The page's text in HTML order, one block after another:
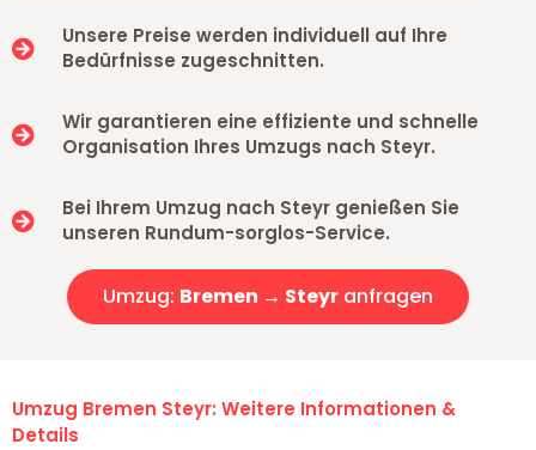
Unsere Preise werden individuell auf Ihre
Bedürfnisse zugeschnitten.
Wir garantieren eine effiziente und schnelle
Organisation Ihres Umzugs nach Steyr.
Bei Ihrem Umzug nach Steyr genießen Sie
unseren Rundum-sorglos-Service.
Umzug: Bremen → Steyr anfragen
Umzug Bremen Steyr: Weitere Informationen &
Details